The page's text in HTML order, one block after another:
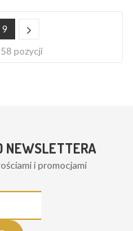
9
pozycji
NEWSLETTERA
i promocjami